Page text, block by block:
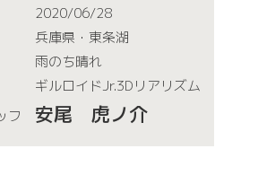
2020/06/28
兵庫県・東条湖
雨のち晴れ
ギルロイドJr.3Dリアリズム
フ
安尾 虎ノ介